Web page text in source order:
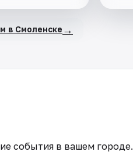
в Смоленске →
события в вашем городе.